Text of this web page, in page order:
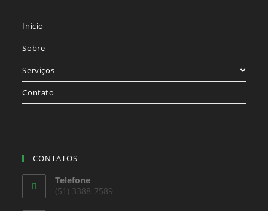
Início
Sobre
Serviços
Contato
CONTATOS
Telefone
(51) 3388-7589